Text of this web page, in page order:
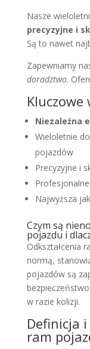
Nasze
precyzyjne i
Są to nawet
Zapewniamy
doradztwo.
Kluczowe
Niezależna
Wieloletnie
pojazdów
Precyzyjne i
Najwyższa
Czym są
pojazdu i
Odkształcenia
normą,
pojazdów są
w razie kolizji.
Definicja
ram